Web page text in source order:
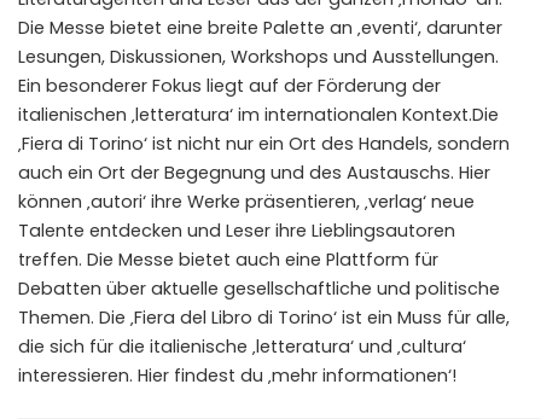
Die Messe bietet eine breite Palette an ‚eventi‘, darunter
Lesungen, Diskussionen, Workshops und Ausstellungen.
Ein besonderer Fokus liegt auf der Förderung der
italienischen ‚letteratura‘ im internationalen Kontext.Die
‚Fiera di Torino‘ ist nicht nur ein Ort des Handels, sondern
auch ein Ort der Begegnung und des Austauschs. Hier
können ‚autori‘ ihre Werke präsentieren, ‚verlag‘ neue
Talente entdecken und Leser ihre Lieblingsautoren
treffen. Die Messe bietet auch eine Plattform für
Debatten über aktuelle gesellschaftliche und politische
Themen. Die ‚Fiera del Libro di Torino‘ ist ein Muss für alle,
die sich für die italienische ‚letteratura‘ und ‚cultura‘
interessieren. Hier findest du ‚mehr informationen‘!